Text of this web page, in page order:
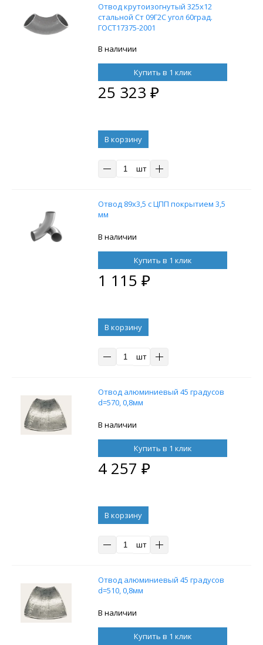
Отвод крутоизогнутый 325х12
стальной Ст 09Г2С угол 60град.
ГОСТ17375-2001
В наличии
Купить в 1 клик
25 323 ₽
В корзину
шт
Отвод 89х3,5 с ЦПП покрытием 3,5
мм
В наличии
Купить в 1 клик
1 115 ₽
В корзину
шт
Отвод алюминиевый 45 градусов
d=570, 0,8мм
В наличии
Купить в 1 клик
4 257 ₽
В корзину
шт
Отвод алюминиевый 45 градусов
d=510, 0,8мм
В наличии
Купить в 1 клик